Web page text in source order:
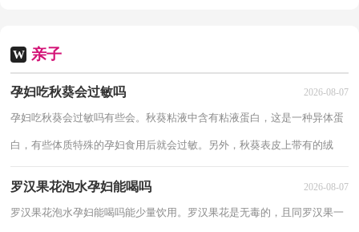
W 亲子
孕妇吃秋葵会过敏吗 2026-08-07
孕妇吃秋葵会过敏吗有些会。秋葵粘液中含有粘液蛋白，这是一种异体蛋
白，有些体质特殊的孕妇食用后就会过敏。另外，秋葵表皮上带有的绒
罗汉果花泡水孕妇能喝吗 2026-08-07
罗汉果花泡水孕妇能喝吗能少量饮用。罗汉果花是无毒的，且同罗汉果一